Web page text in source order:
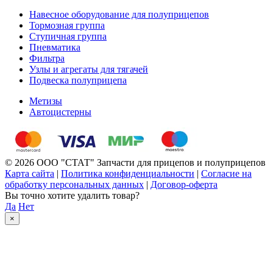
Навесное оборудование для полуприцепов
Тормозная группа
Ступичная группа
Пневматика
Фильтра
Узлы и агрегаты для тягачей
Подвеска полуприцепа
Метизы
Автоцистерны
© 2026 ООО "СТАТ" Запчасти для прицепов и полуприцепов
Карта сайта | Политика конфиденциальности | Согласие на
обработку персональных данных | Договор-оферта
Вы точно хотите удалить товар?
Да Нет
×